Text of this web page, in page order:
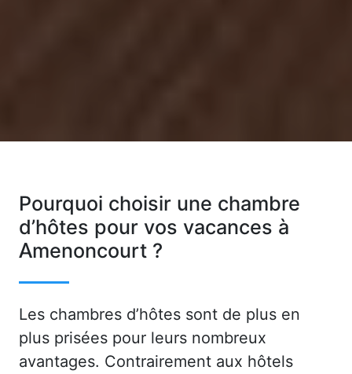
Pourquoi choisir une chambre
d’hôtes pour vos vacances à
Amenoncourt ?
Les chambres d’hôtes sont de plus en
plus prisées pour leurs nombreux
avantages. Contrairement aux hôtels